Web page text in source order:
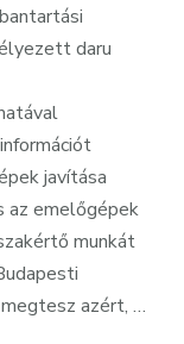
daru
javítása
az emelőgépek
munkát
azért, …